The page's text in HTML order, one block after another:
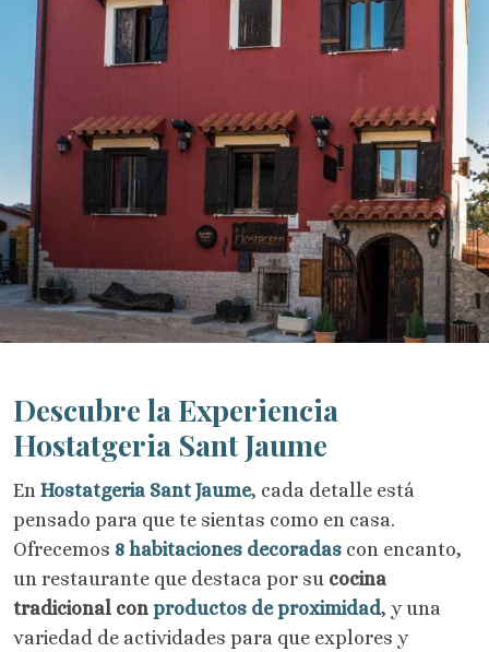
Descubre la Experiencia
Hostatgeria Sant Jaume
En Hostatgeria Sant Jaume, cada detalle está
pensado para que te sientas como en casa.
Ofrecemos 8 habitaciones decoradas con encanto,
un restaurante que destaca por su cocina
tradicional con productos de proximidad, y una
variedad de actividades para que explores y